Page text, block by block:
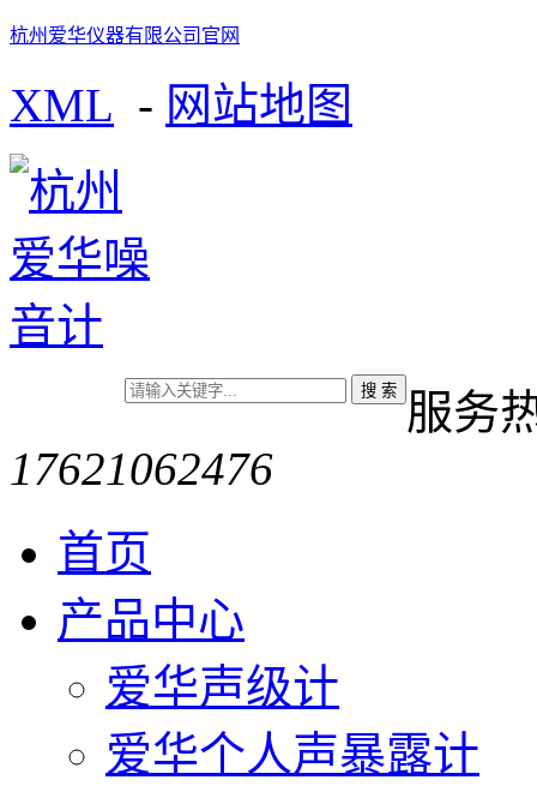
杭州爱华仪器有限公司官网
XML - 网站地图
服务
17621062476
首页
产品中心
爱华声级计
爱华个人声暴露计